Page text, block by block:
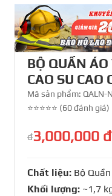
BỘ QUẦN
CAO SU CAO
Mã sản phẩm: QALN-
⭐⭐⭐⭐⭐ (60 đánh giá)
đ3,000,000 đ
Chất liệu: Bộ
Khối lượng: ~1,7